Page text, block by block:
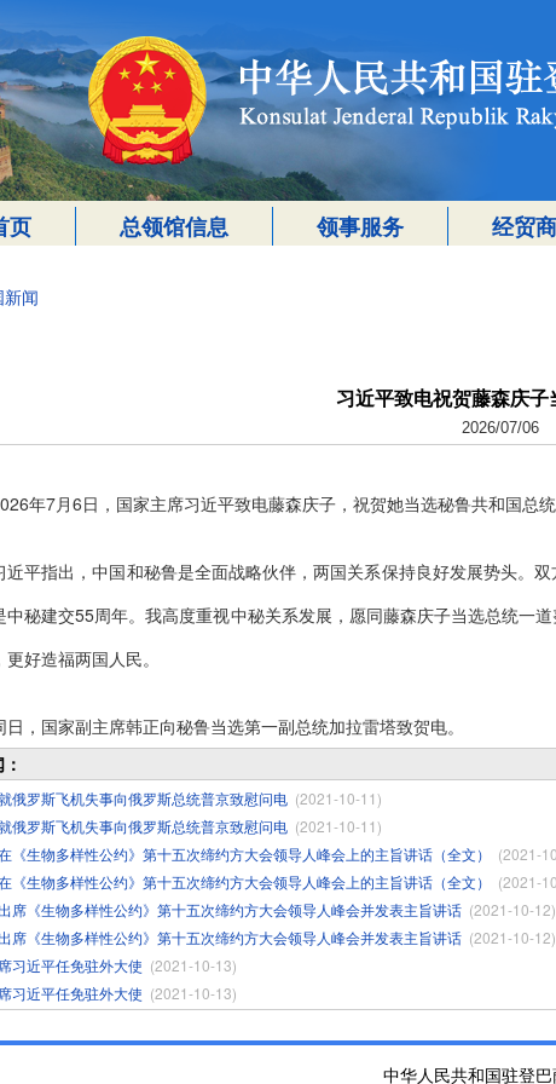
页 总领馆信息 领事服务 经贸
闻
习近平致电祝贺藤森庆
2026/07/06
年7月6日，国家主席习近平致电藤森庆子，祝贺她当选秘鲁共和国总统
近平指出，中国和秘鲁是全面战略伙伴，两国关系保持良好发展势头。
中秘建交55周年。我高度重视中秘关系发展，愿同藤森庆子当选总统一
更好造福两国人民。
日，国家副主席韩正向秘鲁当选第一副总统加拉雷塔致贺电。
俄罗斯飞机失事向俄罗斯总统普京致慰问电 (2021-10-11)
俄罗斯飞机失事向俄罗斯总统普京致慰问电 (2021-10-11)
《生物多样性公约》第十五次缔约方大会领导人峰会上的主旨讲话（全文）
(2021-
《生物多样性公约》第十五次缔约方大会领导人峰会上的主旨讲话（全文）
(2021-
席《生物多样性公约》第十五次缔约方大会领导人峰会并发表主旨讲话 (2021-10-12)
席《生物多样性公约》第十五次缔约方大会领导人峰会并发表主旨讲话 (2021-10-12)
习近平任免驻外大使 (2021-10-13)
习近平任免驻外大使 (2021-10-13)
中华人民共和国驻登